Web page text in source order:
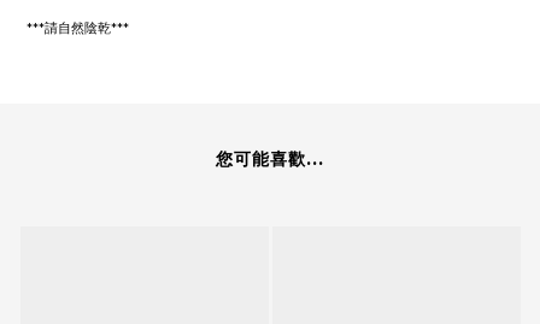
***請自然陰乾***
您可能喜歡...